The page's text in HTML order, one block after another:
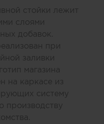
стойки лежит
слоями
добавок.
при
заливки
магазина
на каркасе из
систему
производству